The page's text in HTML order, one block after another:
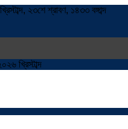
২৩শে শ্রাবণ, ১৪৩৩ বঙ্গাব্দ
খ্রিস্টাব্দ